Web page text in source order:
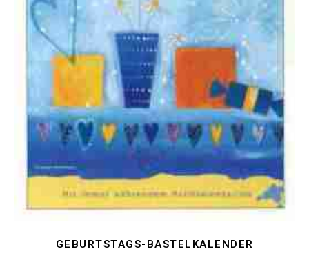
GEBURTSTAGS-BASTELKALENDER